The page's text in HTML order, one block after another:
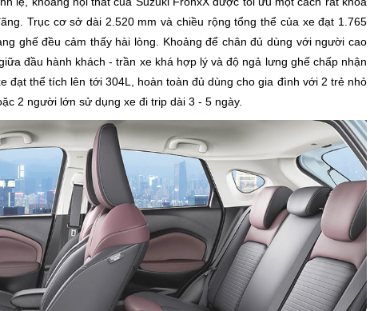
Trục cơ sở dài 2.520 mm và chiều rộng tổng thể của xe đạt 1.765
ghế đều cảm thấy hài lòng. Khoảng để chân đủ dùng với người cao
đầu hành khách - trần xe khá hợp lý và độ ngả lưng ghế chấp nhận
đạt thể tích lên tới 304L, hoàn toàn đủ dùng cho gia đình với 2 trẻ nhỏ
2 người lớn sử dụng xe đi trip dài 3 - 5 ngày.